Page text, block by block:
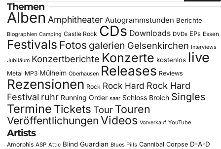
Themen
Alben Amphitheater Autogrammstunden Berichte
Biographien Camping Castle Rock CDs Downloads DVDs EPs Essen
Festivals Fotos galerien Gelsenkirchen Interviews
Jubiläum Konzertberichte Konzerte kostenlos live
Metal MP3 Mülheim Oberhausen Releases Reviews
Rezensionen Rock Rock Hard Rock Hard
Festival ruhr Running Order saar Schloss Broich Singles
Termine Tickets Tour Touren
Veröffentlichungen Videos Vorverkauf YouTube
Artists
Amorphis ASP Attic Blind Guardian Blues Pills Cannibal Corpse D-A-D